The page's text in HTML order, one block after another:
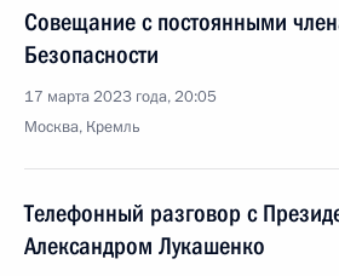
Совещание с постоянными
Безопасности
17 марта 2023 года, 20:05
Москва, Кремль
Телефонный разговор с
Александром Лукашенко